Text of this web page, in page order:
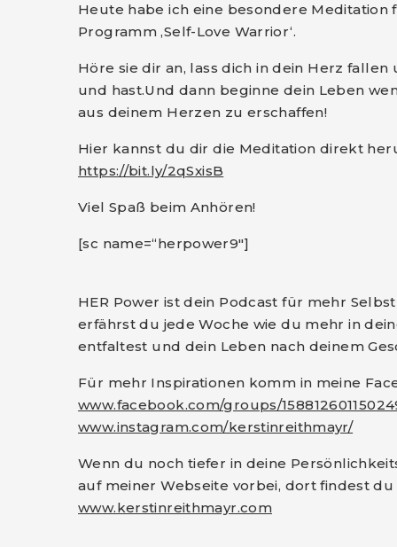
Heute habe ich eine besondere
Programm ‚Self-Love Warrior‘.
Höre sie dir an, lass dich in dein Herz
und hast.Und dann beginne dein Leben
aus deinem Herzen zu erschaffen!
Hier kannst du dir die Meditation direkt
https://bit.ly/2qSxisB
Viel Spaß beim Anhören!
[sc name=“herpower9″]
HER Power ist dein Podcast für mehr
erfährst du jede Woche wie du mehr in
entfaltest und dein Leben nach deinem
Für mehr Inspirationen komm in meine
www.facebook.com/groups/
www.instagram.com/kerstinreithmayr/
Wenn du noch tiefer in deine
auf meiner Webseite vorbei, dort findest du
www.kerstinreithmayr.com